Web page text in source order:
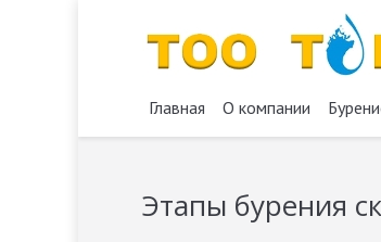
Главная О компании
Этапы бурения